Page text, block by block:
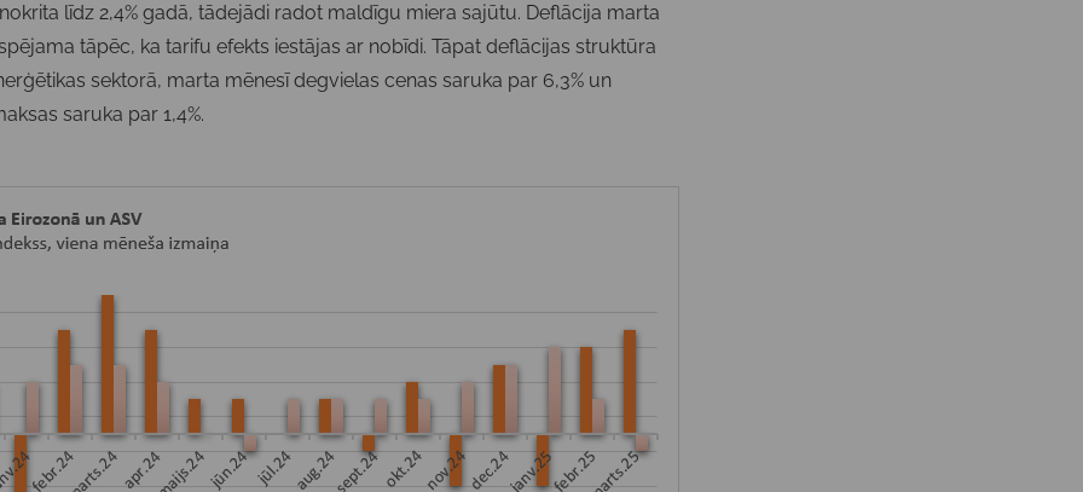
nokrita līdz 2,4% gadā, tādejādi radot maldīgu miera sajūtu. Deflācija marta
tāpēc, ka tarifu efekts iestājas ar nobīdi. Tāpat deflācijas struktūra
sektorā, marta mēnesī degvielas cenas saruka par 6,3% un
saruka par 1,4%.